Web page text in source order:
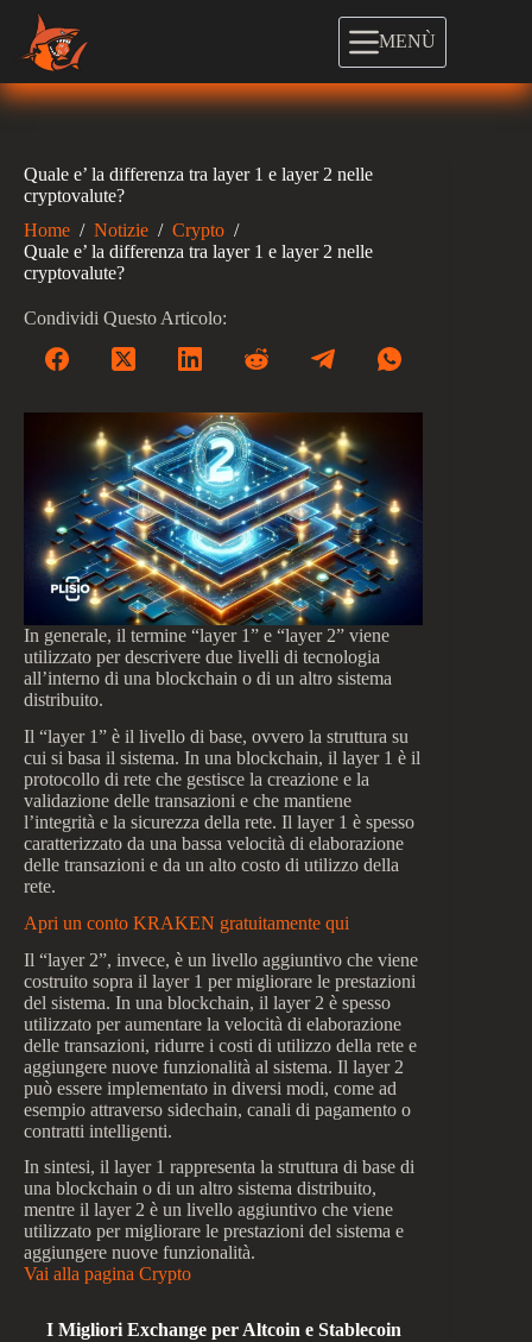
contenuto
MENÙ
Quale e’ la differenza tra layer 1 e layer 2 nelle
cryptovalute?
Home / Notizie / Crypto /
Quale e’ la differenza tra layer 1 e layer 2 nelle
cryptovalute?
Condividi Questo Articolo:
In generale, il termine “layer 1” e “layer 2” viene
utilizzato per descrivere due livelli di tecnologia
all’interno di una blockchain o di un altro sistema
distribuito.
Il “layer 1” è il livello di base, ovvero la struttura su
cui si basa il sistema. In una blockchain, il layer 1 è il
protocollo di rete che gestisce la creazione e la
validazione delle transazioni e che mantiene
l’integrità e la sicurezza della rete. Il layer 1 è spesso
caratterizzato da una bassa velocità di elaborazione
delle transazioni e da un alto costo di utilizzo della
rete.
Apri un conto KRAKEN gratuitamente qui
Il “layer 2”, invece, è un livello aggiuntivo che viene
costruito sopra il layer 1 per migliorare le prestazioni
del sistema. In una blockchain, il layer 2 è spesso
utilizzato per aumentare la velocità di elaborazione
delle transazioni, ridurre i costi di utilizzo della rete e
aggiungere nuove funzionalità al sistema. Il layer 2
può essere implementato in diversi modi, come ad
esempio attraverso sidechain, canali di pagamento o
contratti intelligenti.
In sintesi, il layer 1 rappresenta la struttura di base di
una blockchain o di un altro sistema distribuito,
mentre il layer 2 è un livello aggiuntivo che viene
utilizzato per migliorare le prestazioni del sistema e
aggiungere nuove funzionalità.
Vai alla pagina Crypto
I Migliori Exchange per Altcoin e Stablecoin